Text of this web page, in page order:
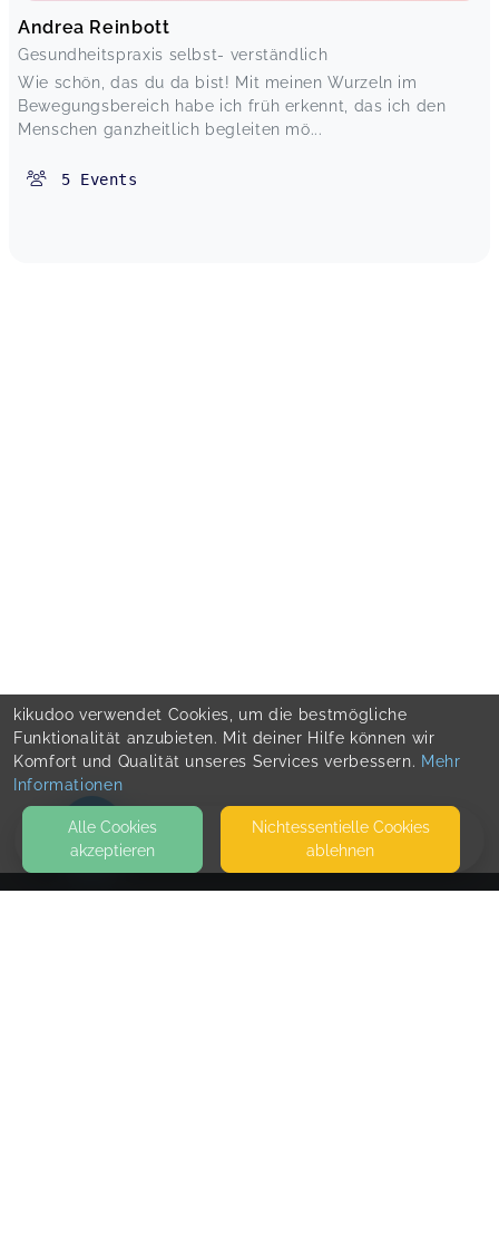
HOME
Andrea Reinbott
Gesundheitspraxis selbst- verständlich
Wie schön, das du da bist! Mit meinen Wurzeln im
Bewegungsbereich habe ich früh erkennt, das ich den
Menschen ganzheitlich begleiten mö...
5 Events
kikudoo verwendet Cookies, um die bestmögliche
Funktionalität anzubieten. Mit deiner Hilfe können wir
Komfort und Qualität unseres Services verbessern. Mehr
Informationen
Alle Cookies
akzeptieren
Nicht­essentielle Cookies
ablehnen